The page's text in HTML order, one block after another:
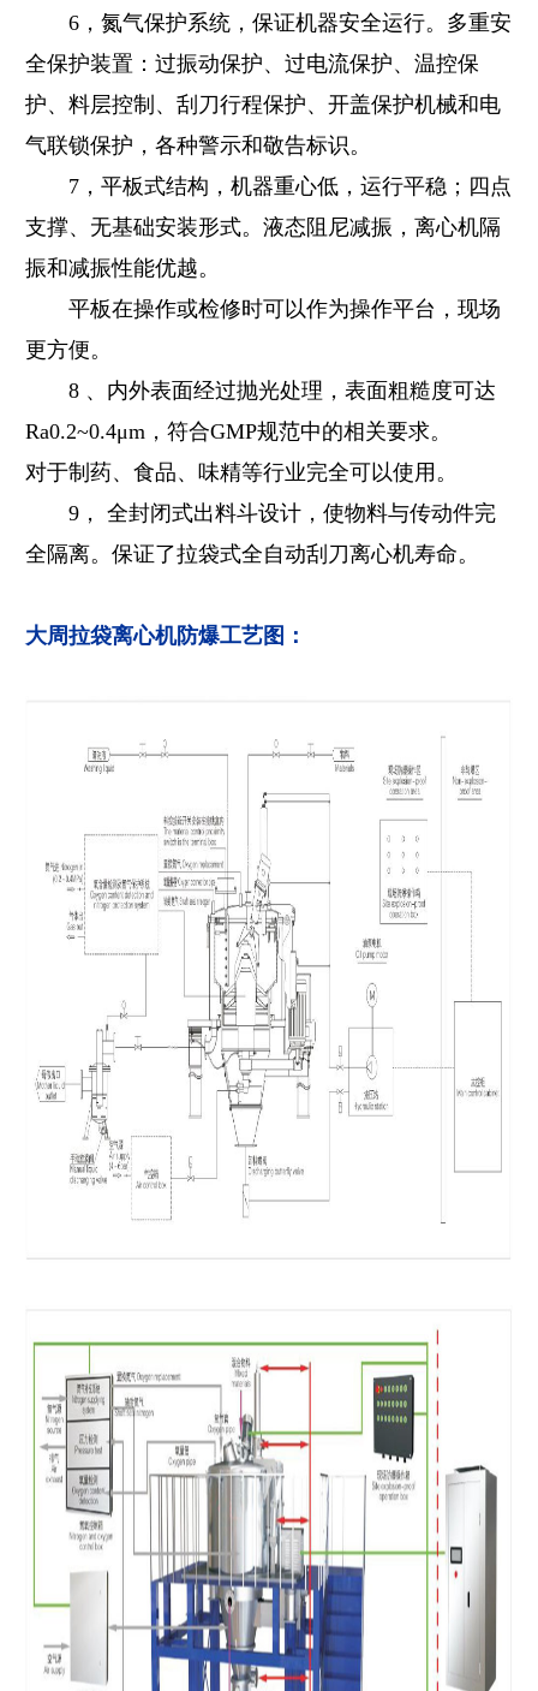
6，氮气保护系统，保证机器安全运行。多重安
全保护装置：过振动保护、过电流保护、温控保
护、料层控制、刮刀行程保护、开盖保护机械和电
气联锁保护，各种警示和敬告标识。
7，平板式结构，机器重心低，运行平稳；四点
支撑、无基础安装形式。液态阻尼减振，离心机隔
振和减振性能优越。
平板在操作或检修时可以作为操作平台，现场
更方便。
8 、内外表面经过抛光处理，表面粗糙度可达
Ra0.2~0.4μm，符合GMP规范中的相关要求。
对于制药、食品、味精等行业完全可以使用。
9， 全封闭式出料斗设计，使物料与传动件完
全隔离。保证了拉袋式全自动刮刀离心机寿命。
大周拉袋离心机防爆工艺图 ：